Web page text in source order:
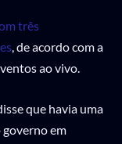
três
, de acordo com a
ao vivo.
que havia uma
governo em